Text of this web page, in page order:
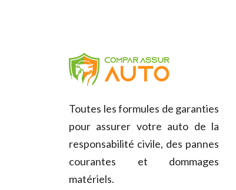
Toutes les formules de garanties
pour assurer votre auto de la
responsabilité civile, des pannes
courantes et dommages
matériels.